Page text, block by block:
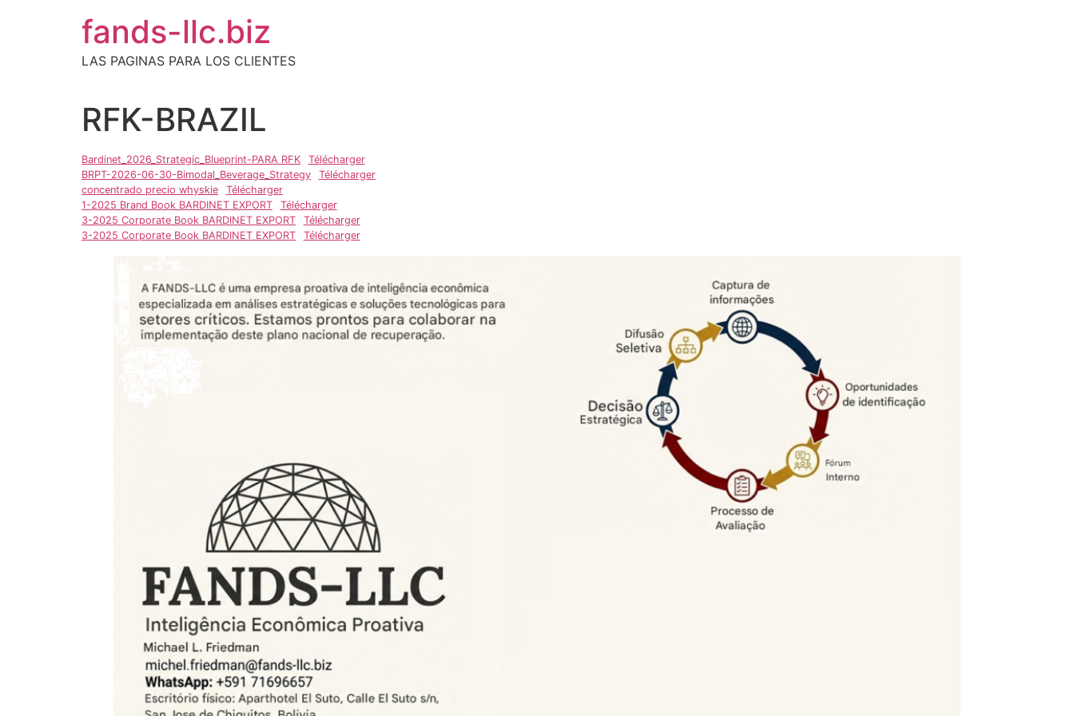
fands-llc.biz
LAS PAGINAS PARA LOS CLIENTES
RFK-BRAZIL
Bardinet_2026_Strategic_Blueprint-PARA RFK
Télécharger
BRPT-2026-06-30-Bimodal_Beverage_Strategy
Télécharger
concentrado precio whyskie
Télécharger
1-2025 Brand Book BARDINET EXPORT
Télécharger
3-2025 Corporate Book BARDINET EXPORT
Télécharger
3-2025 Corporate Book BARDINET EXPORT
Télécharger